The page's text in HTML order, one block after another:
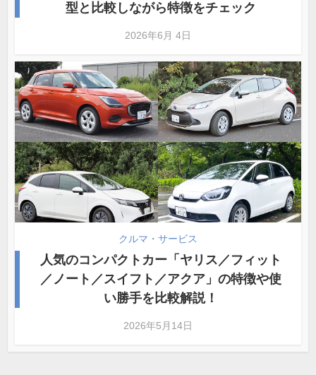
型と比較しながら特徴をチェック
2026年6月 4日
クルマ・サービス
人気のコンパクトカー「ヤリス／フィット
／ノート／スイフト／アクア」の特徴や使
い勝手を比較解説！
2026年5月14日